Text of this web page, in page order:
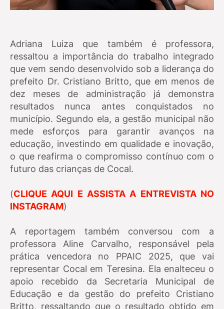
Adriana Luiza que também é professora,
ressaltou a importância do trabalho integrado
que vem sendo desenvolvido sob a liderança do
prefeito Dr. Cristiano Britto, que em menos de
dez meses de administração já demonstra
resultados nunca antes conquistados no
município. Segundo ela, a gestão municipal não
mede esforços para garantir avanços na
educação, investindo em qualidade e inovação,
o que reafirma o compromisso contínuo com o
futuro das crianças de Cocal.
(CLIQUE AQUI E ASSISTA A ENTREVISTA NO
INSTAGRAM)
A reportagem também conversou com a
professora Aline Carvalho, responsável pela
prática vencedora no PPAIC 2025, que vai
representar Cocal em Teresina. Ela enalteceu o
apoio recebido da Secretaria Municipal de
Educação e da gestão do prefeito Cristiano
Britto, ressaltando que o resultado obtido em